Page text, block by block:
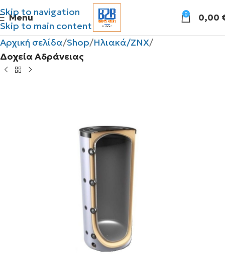
Skip to navigation
Skip to main content
Menu 0 0,00
Αρχική σελίδα Shop Ηλιακά/ΖΝΧ
Δοχεία Αδράνειας